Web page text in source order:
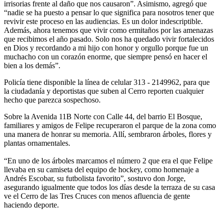
irrisorias frente al daño que nos causaron”. Asimismo, agregó que
“nadie se ha puesto a pensar lo que significa para nosotros tener que
revivir este proceso en las audiencias. Es un dolor indescriptible.
Además, ahora tenemos que vivir como ermitaños por las amenazas
que recibimos el año pasado. Solo nos ha quedado vivir fortalecidos
en Dios y recordando a mi hijo con honor y orgullo porque fue un
muchacho con un corazón enorme, que siempre pensó en hacer el
bien a los demás”.
Policía tiene disponible la línea de celular 313 - 2149962, para que
la ciudadanía y deportistas que suben al Cerro reporten cualquier
hecho que parezca sospechoso.
Sobre la Avenida 11B Norte con Calle 44, del barrio El Bosque,
familiares y amigos de Felipe recuperaron el parque de la zona como
una manera de honrar su memoria. Allí, sembraron árboles, flores y
plantas ornamentales.
“En uno de los árboles marcamos el número 2 que era el que Felipe
llevaba en su camiseta del equipo de hockey, como homenaje a
Andrés Escobar, su futbolista favorito”, sostuvo don Jorge,
asegurando igualmente que todos los días desde la terraza de su casa
ve el Cerro de las Tres Cruces con menos afluencia de gente
haciendo deporte.